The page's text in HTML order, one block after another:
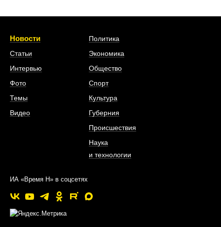
Новости
Статьи
Интервью
Фото
Темы
Видео
Политика
Экономика
Общество
Спорт
Культура
Губерния
Происшествия
Наука
и технологии
ИА «Время Н» в соцсетях